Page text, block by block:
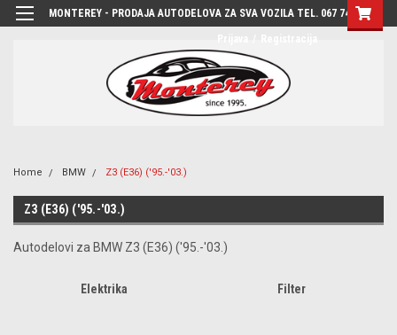
MONTEREY - PRODAJA AUTODELOVA ZA SVA VOZILA TEL. 067 7444-780
Home BMW Z3 (E36) ('95.-'03.)
Z3 (E36) ('95.-'03.)
Autodelovi za BMW Z3 (E36) ('95.-'03.)
Elektrika Filter